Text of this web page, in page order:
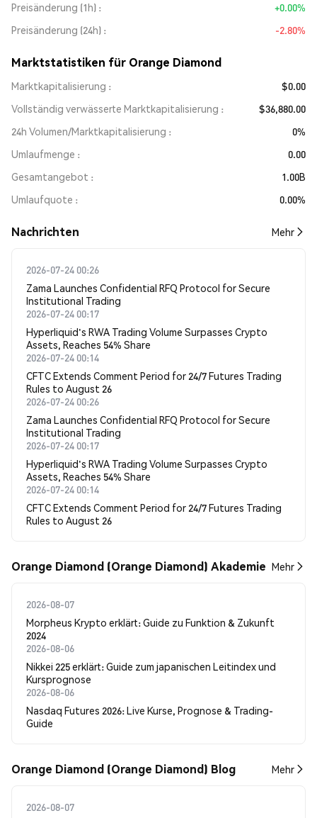
Preisänderung (1h)
+0.00%
Preisänderung (24h)
-2.80%
Marktstatistiken für Orange Diamond
Marktkapitalisierung
$0.00
Vollständig verwässerte Marktkapitalisierung
$36,880.00
24h Volumen/Marktkapitalisierung
0%
Umlaufmenge
0.00
Gesamtangebot
1.00B
Umlaufquote
0.00%
Nachrichten Mehr
2026-07-24 00:26
Zama Launches Confidential RFQ Protocol for Secure
Institutional Trading
2026-07-24 00:17
Hyperliquid's RWA Trading Volume Surpasses Crypto
Assets, Reaches 54% Share
2026-07-24 00:14
CFTC Extends Comment Period for 24/7 Futures Trading
Rules to August 26
2026-07-24 00:26
Zama Launches Confidential RFQ Protocol for Secure
Institutional Trading
2026-07-24 00:17
Hyperliquid's RWA Trading Volume Surpasses Crypto
Assets, Reaches 54% Share
2026-07-24 00:14
CFTC Extends Comment Period for 24/7 Futures Trading
Rules to August 26
Orange Diamond (Orange Diamond) Akademie Mehr
2026-08-07
Morpheus Krypto erklärt: Guide zu Funktion & Zukunft
2024
2026-08-06
Nikkei 225 erklärt: Guide zum japanischen Leitindex und
Kursprognose
2026-08-06
Nasdaq Futures 2026: Live Kurse, Prognose & Trading-
Guide
Orange Diamond (Orange Diamond) Blog Mehr
2026-08-07